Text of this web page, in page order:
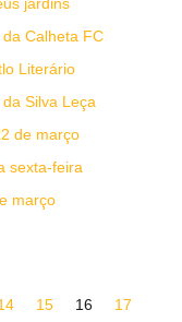
Calheta FC
Literário
Silva Leça
de março
sexta-feira
março
15 16 17